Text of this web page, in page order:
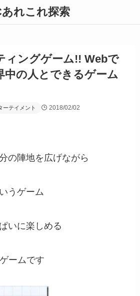
あれこれ探索
ィングゲーム!! Webで
中の人とできるゲーム
ーテイメント 2018/02/02
の陣地を広げながら
うゲーム
いに楽しめる
ームです